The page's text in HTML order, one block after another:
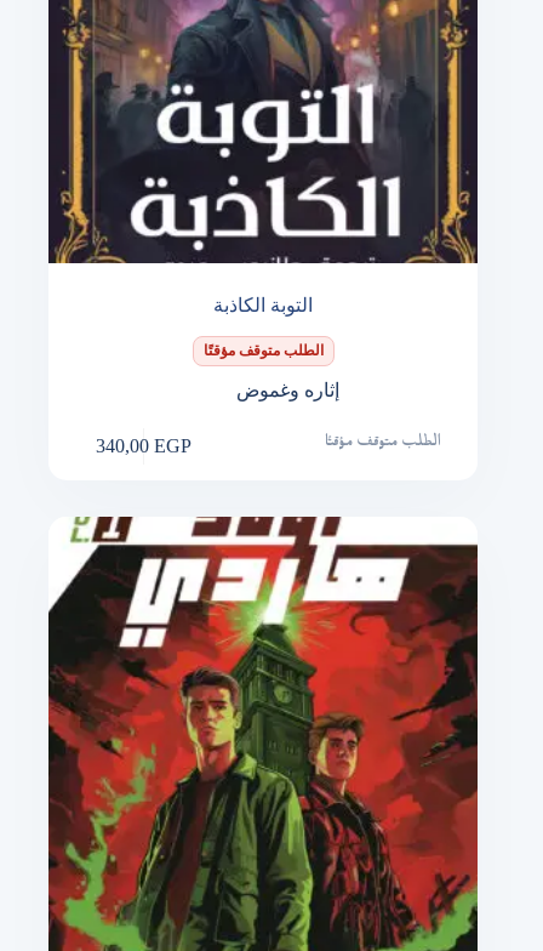
التوبة الكاذبة
الطلب متوقف مؤقتًا
إثاره وغموض
340,00EGP الطلب متوقف مؤقتًا